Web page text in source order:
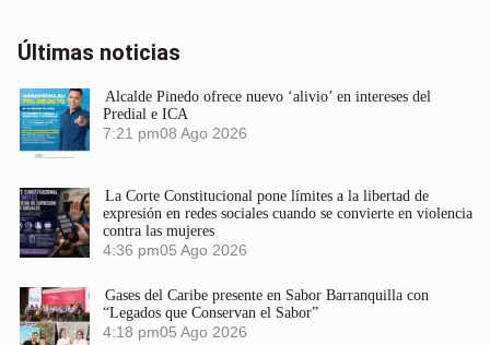
Últimas noticias
Alcalde Pinedo ofrece nuevo ‘alivio’ en intereses del
Predial e ICA
7:21 pm08 Ago 2026
La Corte Constitucional pone límites a la libertad de
expresión en redes sociales cuando se convierte en violencia
contra las mujeres
4:36 pm05 Ago 2026
Gases del Caribe presente en Sabor Barranquilla con
“Legados que Conservan el Sabor”
4:18 pm05 Ago 2026